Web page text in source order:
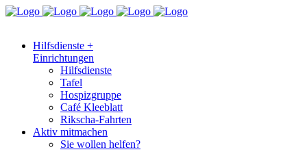
Hilfsdienste +
Einrichtungen
Hilfsdienste
Tafel
Hospizgruppe
Café Kleeblatt
Rikscha-Fahrten
Aktiv mitmachen
Sie wollen helfen?